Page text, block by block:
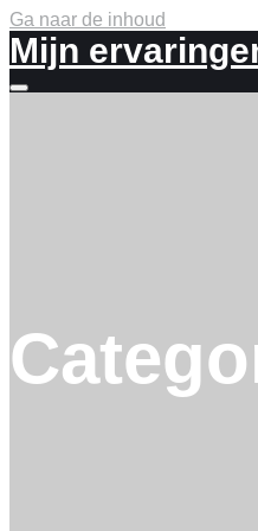
Ga naar de inhoud
Mijn
Meer